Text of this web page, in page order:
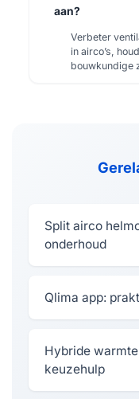
aan?
Verbeter
in airco’s,
bouwkundige
Split airco
onderhoud
Qlima app:
Hybride
keuzehulp